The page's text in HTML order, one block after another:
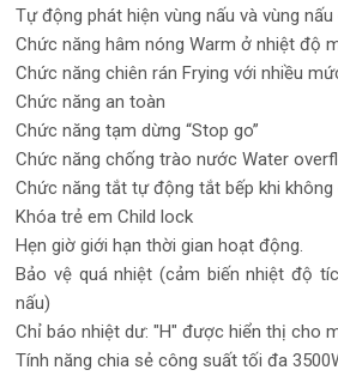
Tự động phát hiện vùng nấu và vùng
Chức năng hâm nóng Warm ở nhiệt độ
Chức năng chiên rán Frying với nhiều
Chức năng an toàn
Chức năng tạm dừng “Stop go”
Chức năng chống trào nước Water
Chức năng tắt tự động tắt bếp khi không
Khóa trẻ em Child lock
Hẹn giờ giới hạn thời gian hoạt động.
Bảo vệ quá nhiệt (cảm biến nhiệt độ
nấu)
Chỉ báo nhiệt dư: "H" được hiển thị cho
Tính năng chia sẻ công suất tối đa